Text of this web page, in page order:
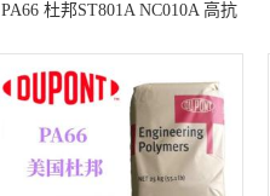
PA66 杜邦ST801A NC010A 高抗